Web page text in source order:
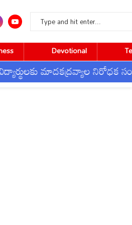
Devotional
మాదకద్రవ్యాల నిరోధక సంకల్పం